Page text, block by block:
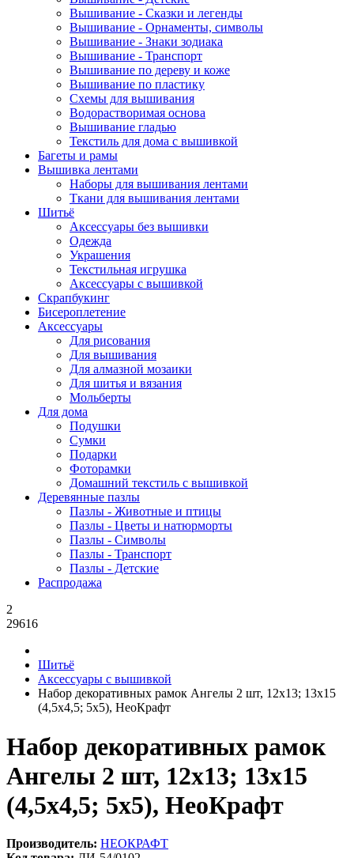
Вышивание - Сказки и легенды
Вышивание - Орнаменты, символы
Вышивание - Знаки зодиака
Вышивание - Транспорт
Вышивание по дереву и коже
Вышивание по пластику
Схемы для вышивания
Водорастворимая основа
Вышивание гладью
Текстиль для дома с вышивкой
Багеты и рамы
Вышивка лентами
Наборы для вышивания лентами
Ткани для вышивания лентами
Шитьё
Аксессуары без вышивки
Одежда
Украшения
Текстильная игрушка
Аксессуары с вышивкой
Скрапбукинг
Бисероплетение
Аксессуары
Для рисования
Для вышивания
Для алмазной мозаики
Для шитья и вязания
Мольберты
Для дома
Подушки
Сумки
Подарки
Фоторамки
Домашний текстиль с вышивкой
Деревянные пазлы
Пазлы - Животные и птицы
Пазлы - Цветы и натюрморты
Пазлы - Символы
Пазлы - Транспорт
Пазлы - Детские
Распродажа
2
29616
Шитьё
Аксессуары с вышивкой
Набор декоративных рамок Ангелы 2 шт, 12x13; 13x15
(4,5x4,5; 5x5), НеоКрафт
Набор декоративных рамок
Ангелы 2 шт, 12x13; 13x15
(4,5x4,5; 5x5), НеоКрафт
Производитель: НЕОКРАФТ